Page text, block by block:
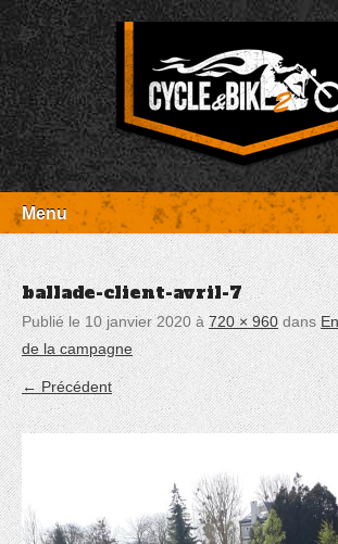
Aller
au
contenu
Cycle et Bike
Entretien Harley-Davidson, préparation et
détachées Rambouillet
Menu
ballade-client-avril-7
Publié le 10 janvier 2020 à720 × 960 dans
de la campagne
← Précédent
Panneau de gestion des cookies